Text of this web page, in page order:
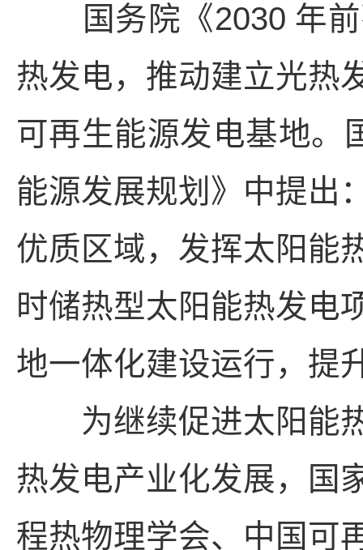
国务院《2030 年前
热发电，推动建立光热
可再生能源发电基地。
能源发展规划》中提出
优质区域，发挥太阳能
时储热型太阳能热发电
地一体化建设运行，提
为继续促进太阳能热
热发电产业化发展，国
程热物理学会、中国可